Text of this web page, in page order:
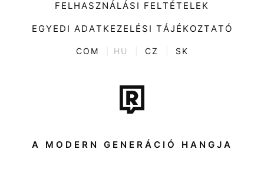
Kultúra
ENTR
Tech-Tudomány
Sport
Társadalom
FELHASZNÁLÁSI FELTÉTELEK
EGYEDI ADATKEZELÉSI TÁJÉKOZTATÓ
COM HU CZ SK
A MODERN GENERÁCIÓ HANGJA